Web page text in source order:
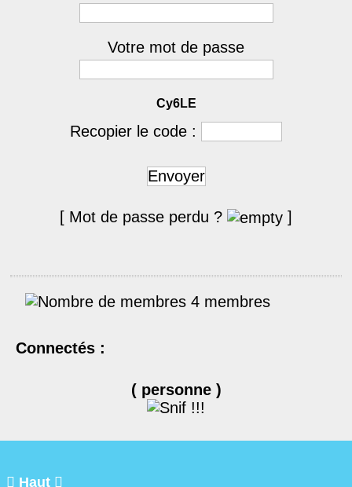
Votre mot de passe
Cy6LE
Recopier le code :
Envoyer
[ Mot de passe perdu ? ]
4 membres
Connectés :
( personne )
 Haut 